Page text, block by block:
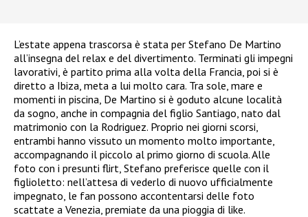
L’estate appena trascorsa è stata per Stefano De Martino
all’insegna del relax e del divertimento. Terminati gli impegni
lavorativi, è partito prima alla volta della Francia, poi si è
diretto a Ibiza, meta a lui molto cara. Tra sole, mare e
momenti in piscina, De Martino si è goduto alcune località
da sogno, anche in compagnia del figlio Santiago, nato dal
matrimonio con la Rodriguez. Proprio nei giorni scorsi,
entrambi hanno vissuto un momento molto importante,
accompagnando il piccolo al primo giorno di scuola. Alle
foto con i presunti flirt, Stefano preferisce quelle con il
figlioletto: nell’attesa di vederlo di nuovo ufficialmente
impegnato, le fan possono accontentarsi delle foto
scattate a Venezia, premiate da una pioggia di like.